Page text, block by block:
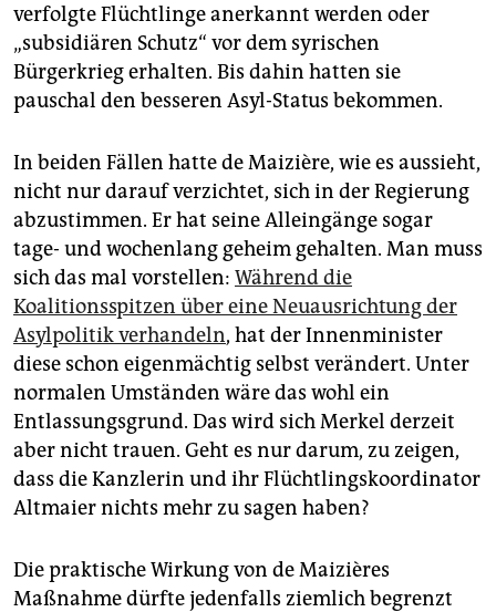
verfolgte Flüchtlinge anerkannt werden oder
„subsidiären Schutz“ vor dem syrischen
Bürgerkrieg erhalten. Bis dahin hatten sie
pauschal den besseren Asyl-Status bekommen.
In beiden Fällen hatte de Maizière, wie es aussieht,
nicht nur darauf verzichtet, sich in der Regierung
abzustimmen. Er hat seine Alleingänge sogar
tage- und wochenlang geheim gehalten. Man muss
sich das mal vorstellen: Während die
Koalitionsspitzen über eine Neuausrichtung der
Asylpolitik verhandeln, hat der Innenminister
diese schon eigenmächtig selbst verändert. Unter
normalen Umständen wäre das wohl ein
Entlassungsgrund. Das wird sich Merkel derzeit
aber nicht trauen. Geht es nur darum, zu zeigen,
dass die Kanzlerin und ihr Flüchtlingskoordinator
Altmaier nichts mehr zu sagen haben?
Die praktische Wirkung von de Maizières
Maßnahme dürfte jedenfalls ziemlich begrenzt